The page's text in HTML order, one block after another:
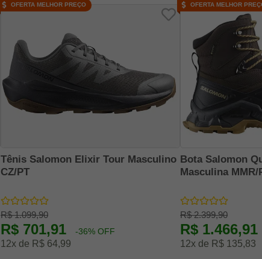
Tênis Salomon Elixir Tour Masculino
CZ/PT
R$ 1.099,90
R$ 701,91 -36% OFF
12x de R$ 64,99
OFERTA MELHOR PREÇO
Bota Salomon
Masculina MMR/
R$ 2.399,90
R$ 1.466,91
12x de R$ 135,83
OFERTA MELHOR